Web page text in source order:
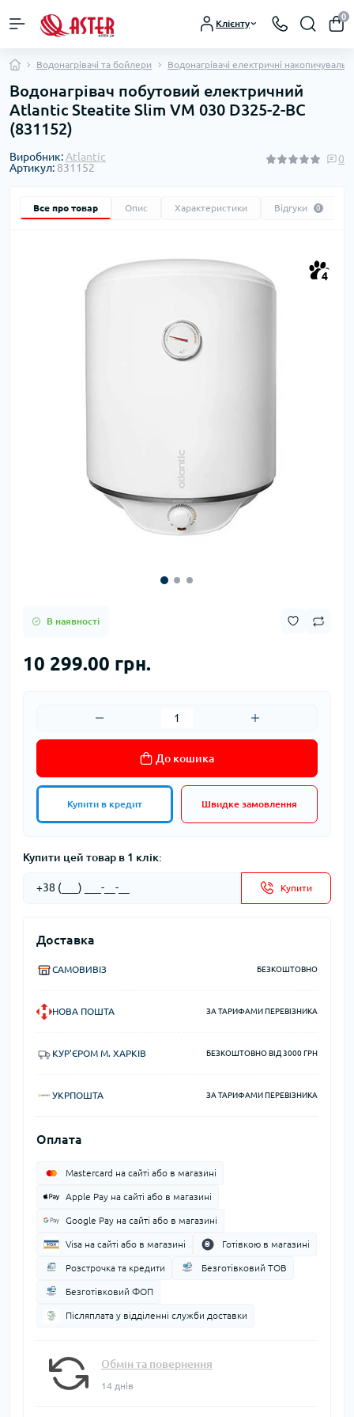
Клієнту
0
Водонагрівачі та бойлери Водонагрівачі електричні накопичувальні
Водонагрівач побутовий електричний
Atlantic Steatite Slim VM 030 D325-2-BC
(831152)
Виробник: Atlantic
Артикул: 831152
0
Все про товар Опис Характеристики Відгуки 0
4
В наявності
10 299.00 грн.
До кошика
Купити в кредит Швидке замовлення
Купити цей товар в 1 клік:
Купити
Доставка
САМОВИВІЗ БЕЗКОШТОВНО
НОВА ПОШТА ЗА ТАРИФАМИ ПЕРЕВІЗНИКА
КУР'ЄРОМ М. ХАРКІВ БЕЗКОШТОВНО ВІД 3000 ГРН
УКРПОШТА ЗА ТАРИФАМИ ПЕРЕВІЗНИКА
Оплата
Mastercard на сайті або в магазині
Apple Pay на сайті або в магазині
Google Pay на сайті або в магазині
Visa на сайті або в магазині Готівкою в магазині
Розстрочка та кредити Безготівковий ТОВ
Безготівковий ФОП
Післяплата у відділенні служби доставки
Обмін та повернення
14 днів